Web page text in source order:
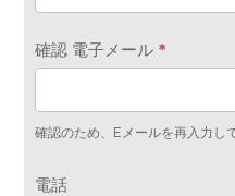
確認 電子メール *
確認のため、Eメールを再入力し
電話